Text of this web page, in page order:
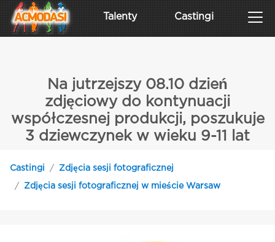
Talenty Castingi
Na jutrzejszy 08.10 dzień
zdjęciowy do kontynuacji
współczesnej produkcji, poszukuje
3 dziewczynek w wieku 9-11 lat
Castingi Zdjęcia sesji fotograficznej
Zdjęcia sesji fotograficznej w mieście Warsaw